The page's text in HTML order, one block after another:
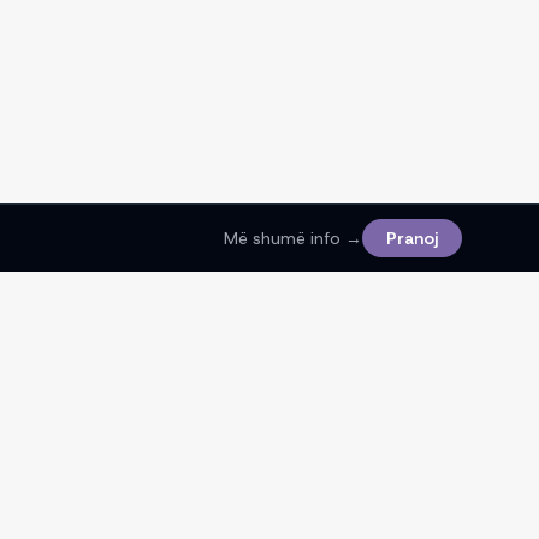
Më shumë info → Pranoj